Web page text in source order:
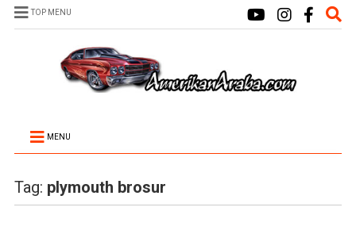
TOP MENU
MENU
Tag: plymouth brosur